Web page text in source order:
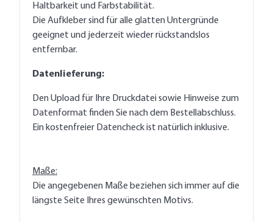
Haltbarkeit und Farbstabilität.
Die Aufkleber sind für alle glatten Untergründe
geeignet und jederzeit wieder rückstandslos
entfernbar.
Datenlieferung:
Den Upload für Ihre Druckdatei sowie Hinweise zum
Datenformat finden Sie nach dem Bestellabschluss.
Ein kostenfreier Datencheck ist natürlich inklusive.
Maße:
Die angegebenen Maße beziehen sich immer auf die
längste Seite Ihres gewünschten Motivs.